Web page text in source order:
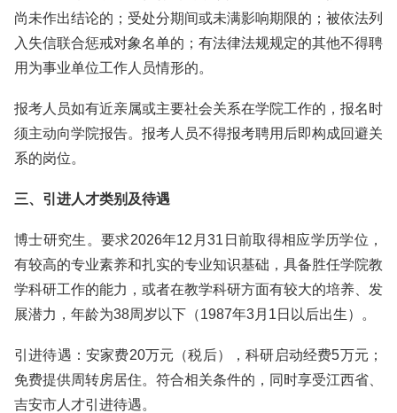
尚未作出结论的；受处分期间或未满影响期限的；被依法列
入失信联合惩戒对象名单的；有法律法规规定的其他不得聘
用为事业单位工作人员情形的。
报考人员如有近亲属或主要社会关系在学院工作的，报名时
须主动向学院报告。报考人员不得报考聘用后即构成回避关
系的岗位。
三、引进人才类别及待遇
博士研究生。要求2026年12月31日前取得相应学历学位，
有较高的专业素养和扎实的专业知识基础，具备胜任学院教
学科研工作的能力，或者在教学科研方面有较大的培养、发
展潜力，年龄为38周岁以下（1987年3月1日以后出生）。
引进待遇：安家费20万元（税后），科研启动经费5万元；
免费提供周转房居住。符合相关条件的，同时享受江西省、
吉安市人才引进待遇。